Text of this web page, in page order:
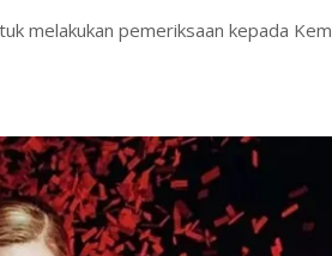
melakukan pemeriksaan kepada